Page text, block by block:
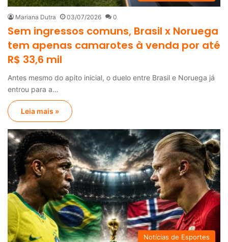
Mariana Dutra 03/07/2026 0
Sem ingressos comuns, Brasil x Noruega
tem apenas camarotes à venda por até
R$ 33,6 mil
Antes mesmo do apito inicial, o duelo entre Brasil e Noruega já
entrou para a…
Leia mais »
Notícias de Esportes